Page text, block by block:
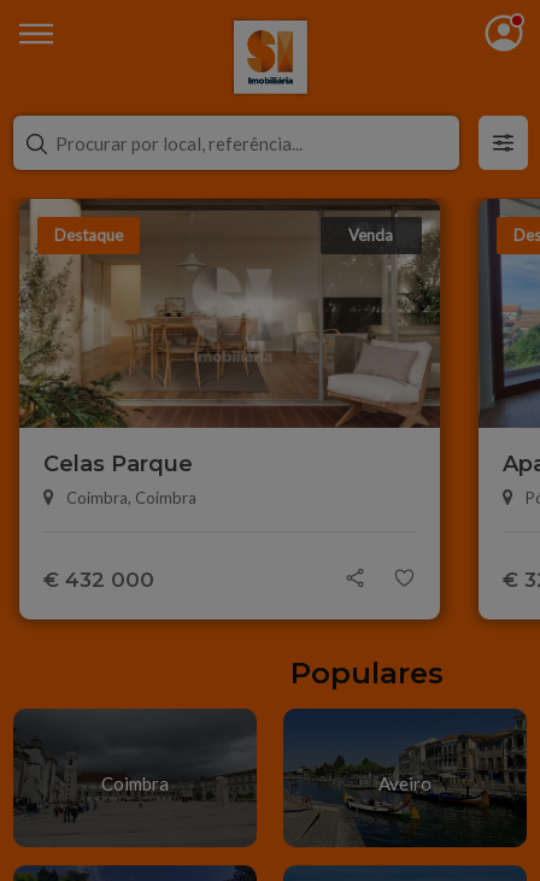
Destaque Venda
Celas Parque
Coimbra, Coimbra
€ 432 000
de
€
Populares
Coimbra Aveiro